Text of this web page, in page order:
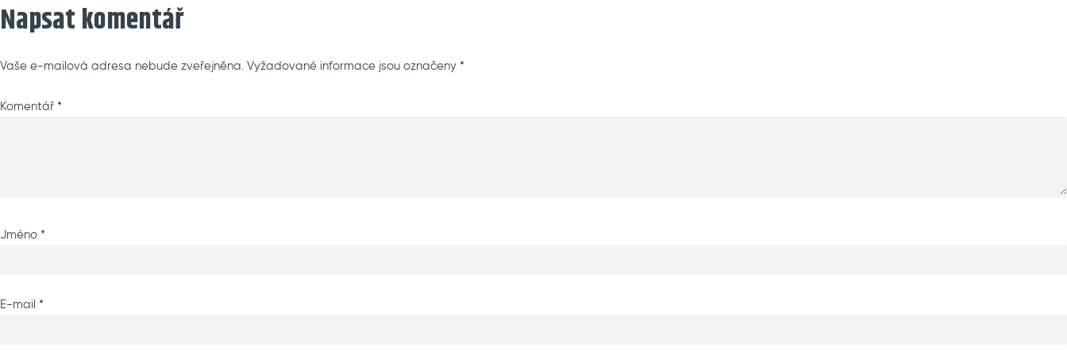
Napsat komentář
Vaše e-mailová adresa nebude zveřejněna. Vyžadované informace jsou označeny *
Komentář *
Jméno *
E-mail *